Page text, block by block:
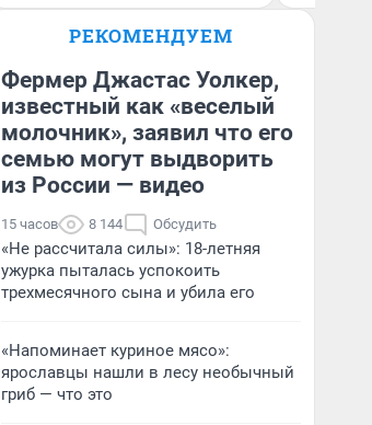
РЕКОМЕНДУЕМ
Фермер Джастас Уолкер,
известный как «веселый
молочник», заявил что его
семью могут выдворить
из России — видео
15 часов 8 144 Обсудить
«Не рассчитала силы»: 18-летняя
ужурка пыталась успокоить
трехмесячного сына и убила его
«Напоминает куриное мясо»:
ярославцы нашли в лесу необычный
гриб — что это